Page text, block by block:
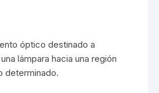
óptico destinado a
lámpara hacia una región
determinado.